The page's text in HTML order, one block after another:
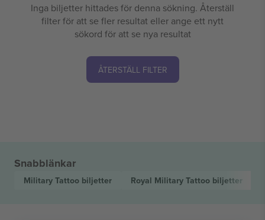
Inga biljetter hittades för denna sökning. Återställ
filter för att se fler resultat eller ange ett nytt
sökord för att se nya resultat
ÅTERSTÄLL FILTER
Snabblänkar
Military Tattoo biljetter Royal Military Tattoo biljetter